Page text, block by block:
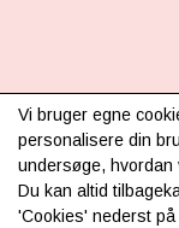
INFORMATION
Om os
Levering & betaling
Vi bruger egne
personalisere din
undersøge, hvordan
Du kan altid
'Cookies' nederst på